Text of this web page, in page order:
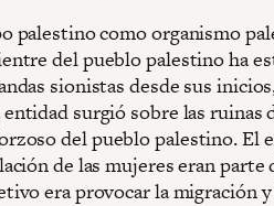
palestino como organismo
del pueblo palestino ha
sionistas desde sus
entidad surgió sobre las ruinas
del pueblo palestino. El
de las mujeres eran
era provocar la migración